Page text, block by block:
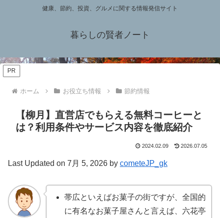
健康、節約、投資、グルメに関する情報発信サイト
暮らしの賢者ノート
PR
ホーム お役立ち情報 節約情報
【柳月】直営店でもらえる無料コーヒーと
は？利用条件やサービス内容を徹底紹介
2024.02.09 2026.07.05
Last Updated on 7月 5, 2026 by cometeJP_gk
帯広といえばお菓子の街ですが、全国的
に有名なお菓子屋さんと言えば、六花亭